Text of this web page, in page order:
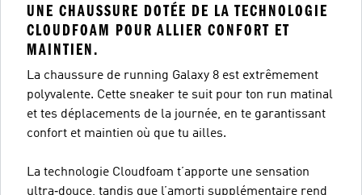
UNE CHAUSSURE DOTÉE DE LA TECHNOLOGIE
CLOUDFOAM POUR ALLIER CONFORT ET
MAINTIEN.
La chaussure de running Galaxy 8 est extrêmement
polyvalente. Cette sneaker te suit pour ton run matinal
et tes déplacements de la journée, en te garantissant
confort et maintien où que tu ailles.
La technologie Cloudfoam t’apporte une sensation
ultra‑douce, tandis que l’amorti supplémentaire rend